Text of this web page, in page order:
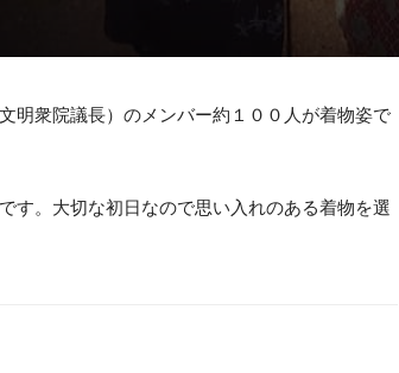
明衆院議長）のメンバー約１００人が着物姿で
す。大切な初日なので思い入れのある着物を選